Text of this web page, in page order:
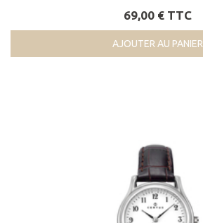
69,00 € TTC
AJOUTER AU PANIER